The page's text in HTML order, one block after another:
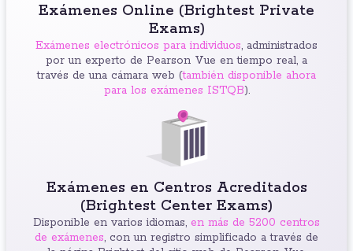
Exámenes Online (Brightest Private
Exams)
Exámenes electrónicos para individuos, administrados
por un experto de Pearson Vue en tiempo real, a
través de una cámara web (también disponible ahora
para los exámenes ISTQB).
Exámenes en Centros Acreditados
(Brightest Center Exams)
Disponible en varios idiomas, en más de 5200 centros
de exámenes, con un registro simplificado a través de